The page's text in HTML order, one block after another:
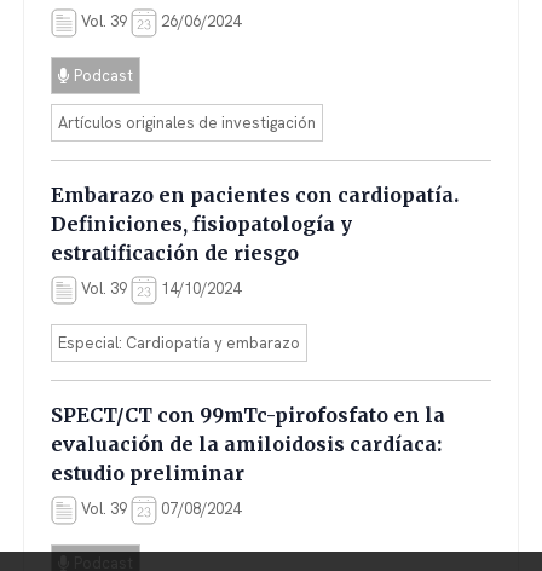
Vol. 39 26/06/2024
Podcast
Artículos originales de investigación
Embarazo en pacientes con cardiopatía.
Definiciones, fisiopatología y
estratificación de riesgo
Vol. 39 14/10/2024
Especial: Cardiopatía y embarazo
SPECT/CT con 99mTc-pirofosfato en la
evaluación de la amiloidosis cardíaca:
estudio preliminar
Vol. 39 07/08/2024